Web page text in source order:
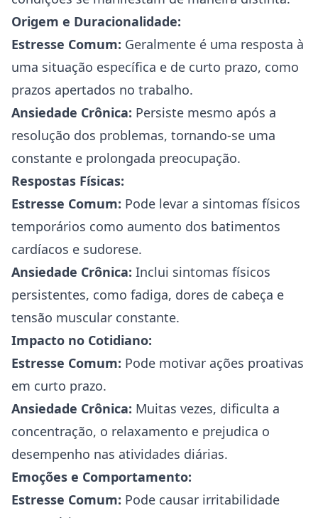
Origem e Duracionalidade:
Estresse Comum: Geralmente é uma resposta à
uma situação específica e de curto prazo, como
prazos apertados no trabalho.
Ansiedade Crônica: Persiste mesmo após a
resolução dos problemas, tornando-se uma
constante e prolongada preocupação.
Respostas Físicas:
Estresse Comum: Pode levar a sintomas físicos
temporários como aumento dos batimentos
cardíacos e sudorese.
Ansiedade Crônica: Inclui sintomas físicos
persistentes, como fadiga, dores de cabeça e
tensão muscular constante.
Impacto no Cotidiano:
Estresse Comum: Pode motivar ações proativas
em curto prazo.
Ansiedade Crônica: Muitas vezes, dificulta a
concentração, o relaxamento e prejudica o
desempenho nas atividades diárias.
Emoções e Comportamento:
Estresse Comum: Pode causar irritabilidade